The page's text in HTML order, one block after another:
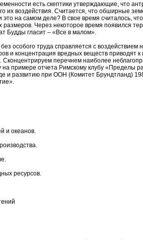
есть скептики утверждающие, что
их воздействия. Считается, что обширные
это на самом деле? В свое время считалось,
размеров. Через некоторое время появился
Будды гласит – «Все в малом».
особого труда справляется с воздействием
и концентрация вредных веществ приводят
перечнем наиболее
примере отчета Римскому клубу «Пределы
и развитию при ООН (Комитет Брундтланд)
и океанов.
ресурсов.